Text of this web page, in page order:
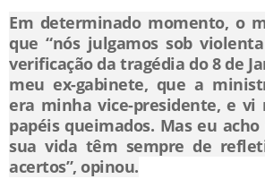
Em determinado momento, o
que “nós julgamos sob
verificação da tragédia do 8 de
meu ex-gabinete, que a
era minha vice-presidente, e vi
papéis queimados. Mas eu
sua vida têm sempre de
acertos”, opinou.